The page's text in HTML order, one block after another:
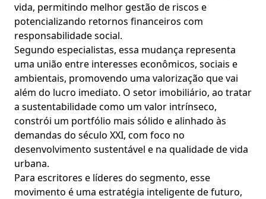
vida, permitindo melhor gestão de riscos e
potencializando retornos financeiros com
responsabilidade social.
Segundo especialistas, essa mudança representa
uma união entre interesses econômicos, sociais e
ambientais, promovendo uma valorização que vai
além do lucro imediato. O setor imobiliário, ao tratar
a sustentabilidade como um valor intrínseco,
constrói um portfólio mais sólido e alinhado às
demandas do século XXI, com foco no
desenvolvimento sustentável e na qualidade de vida
urbana.
Para escritores e líderes do segmento, esse
movimento é uma estratégia inteligente de futuro,